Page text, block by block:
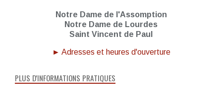
Notre Dame de l'Assomption
Notre Dame de Lourdes
Saint Vincent de Paul
► Adresses et heures d'ouverture
PLUS D'INFORMATIONS PRATIQUES